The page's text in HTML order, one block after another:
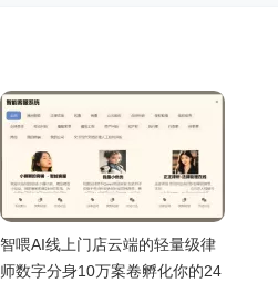
智喂AI线上门店云端的轻量级律
师数字分身10万案卷孵化你的24